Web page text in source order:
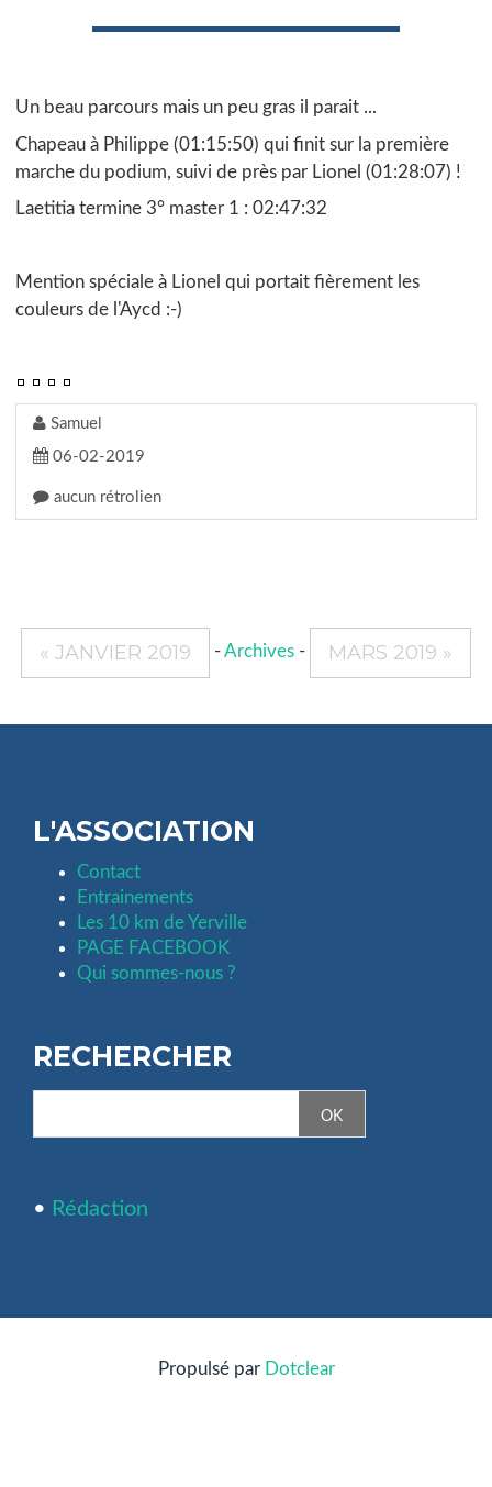
Un beau parcours mais un peu gras il parait ...
Chapeau à Philippe (01:15:50) qui finit sur la première
marche du podium, suivi de près par Lionel (01:28:07) !
Laetitia termine 3° master 1 : 02:47:32
Mention spéciale à Lionel qui portait fièrement les
couleurs de l'Aycd :-)
Samuel
06-02-2019
aucun rétrolien
« JANVIER 2019 -Archives - MARS 2019 »
L'ASSOCIATION
Contact
Entrainements
Les 10 km de Yerville
PAGE FACEBOOK
Qui sommes-nous ?
RECHERCHER
• Rédaction
Propulsé par Dotclear